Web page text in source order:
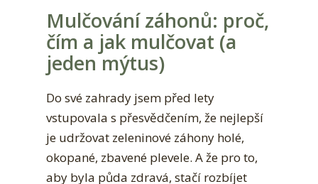
Mulčování záhonů: proč,
čím a jak mulčovat (a
jeden mýtus)
Do své zahrady jsem před lety
vstupovala s přesvědčením, že nejlepší
je udržovat zeleninové záhony holé,
okopané, zbavené plevele. A že pro to,
aby byla půda zdravá, stačí rozbíjet